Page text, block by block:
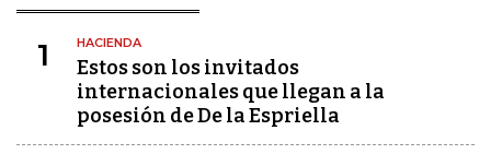
1 HACIENDA
Estos son los invitados
internacionales que llegan a la
posesión de De la Espriella